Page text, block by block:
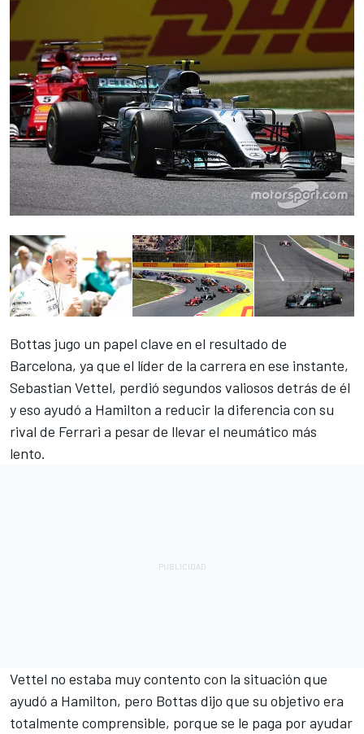
Bottas jugo un papel clave en el resultado de
Barcelona, ya que el líder de la carrera en ese instante,
Sebastian Vettel, perdió segundos valiosos detrás de él
y eso ayudó a Hamilton a reducir la diferencia con su
rival de Ferrari a pesar de llevar el neumático más
lento.
Vettel no estaba muy contento con la situación que
ayudó a Hamilton, pero Bottas dijo que su objetivo era
totalmente comprensible, porque se le paga por ayudar